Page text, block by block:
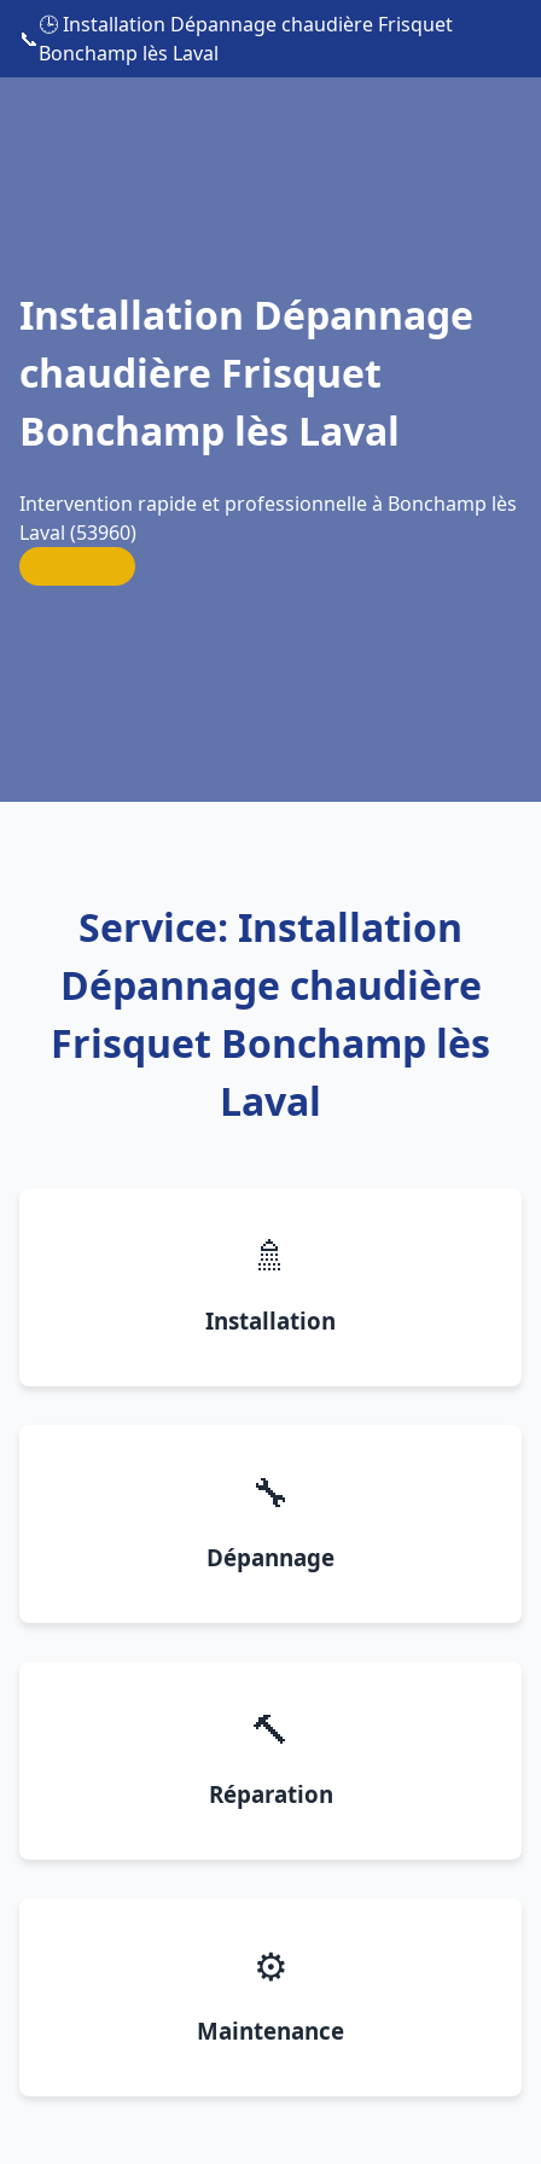
📞
🕒 Installation Dépannage chaudière Frisquet
Bonchamp lès Laval
Installation Dépannage
chaudière Frisquet
Bonchamp lès Laval
Intervention rapide et professionnelle à Bonchamp lès
Laval (53960)
Service: Installation
Dépannage chaudière
Frisquet Bonchamp lès
Laval
🚿
Installation
🔧
Dépannage
🔨
Réparation
⚙️
Maintenance